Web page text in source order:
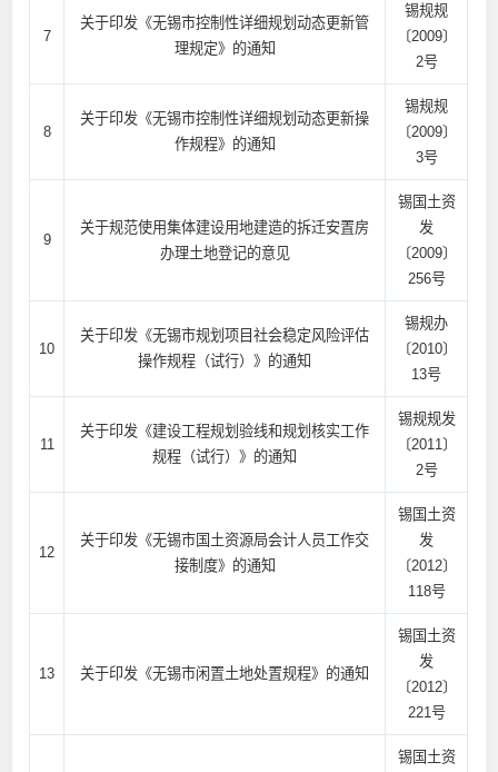
7
关于印发《无锡市控制性详细规划动态更新管
理规定》的通知
锡规规
〔2009〕
2号
8
关于印发《无锡市控制性详细规划动态更新操
作规程》的通知
锡规规
〔2009〕
3号
9
关于规范使用集体建设用地建造的拆迁安置房
办理土地登记的意见
锡国土资
发
〔2009〕
256号
10
关于印发《无锡市规划项目社会稳定风险评估
操作规程（试行）》的通知
锡规办
〔2010〕
13号
11
关于印发《建设工程规划验线和规划核实工作
规程（试行）》的通知
锡规规发
〔2011〕
2号
12
关于印发《无锡市国土资源局会计人员工作交
接制度》的通知
锡国土资
发
〔2012〕
118号
13 关于印发《无锡市闲置土地处置规程》的通知
锡国土资
发
〔2012〕
221号
锡国土资